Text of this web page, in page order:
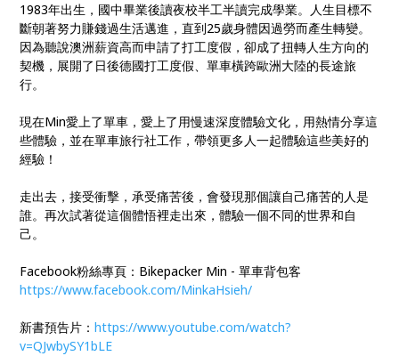
1983年出生，國中畢業後讀夜校半工半讀完成學業。人生目標不
斷朝著努力賺錢過生活邁進，直到25歲身體因過勞而產生轉變。
因為聽說澳洲薪資高而申請了打工度假，卻成了扭轉人生方向的
契機，展開了日後德國打工度假、單車橫跨歐洲大陸的長途旅
行。
現在Min愛上了單車，愛上了用慢速深度體驗文化，用熱情分享這
些體驗，並在單車旅行社工作，帶領更多人一起體驗這些美好的
經驗！
走出去，接受衝擊，承受痛苦後，會發現那個讓自己痛苦的人是
誰。再次試著從這個體悟裡走出來，體驗一個不同的世界和自
己。
Facebook粉絲專頁：Bikepacker Min - 單車背包客
https://www.facebook.com/MinkaHsieh/
新書預告片：https://www.youtube.com/watch?
v=QJwbySY1bLE